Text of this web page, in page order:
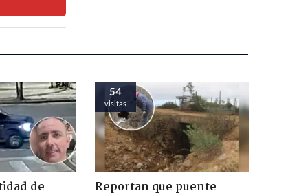
de
54
visitas
Reportan que puente